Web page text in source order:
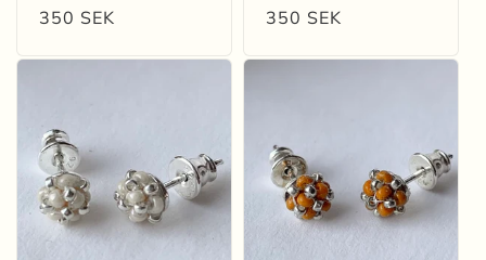
Regular
350 SEK
Regular
350 SEK